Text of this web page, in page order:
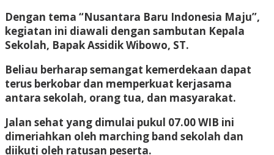
Dengan tema “Nusantara Baru Indonesia Maju”,
kegiatan ini diawali dengan sambutan Kepala
Sekolah, Bapak Assidik Wibowo, ST.
Beliau berharap semangat kemerdekaan dapat
terus berkobar dan memperkuat kerjasama
antara sekolah, orang tua, dan masyarakat.
Jalan sehat yang dimulai pukul 07.00 WIB ini
dimeriahkan oleh marching band sekolah dan
diikuti oleh ratusan peserta.